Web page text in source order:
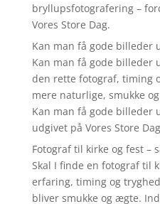
bryllupsfotografering –
Vores Store Dag.
Kan man få gode billeder
Kan man få gode billeder
den rette fotograf, timing
mere naturlige, smukke
Kan man få gode billeder
udgivet på Vores Store
Fotograf til kirke og fest –
Skal I finde en fotograf til
erfaring, timing og
bliver smukke og ægte.